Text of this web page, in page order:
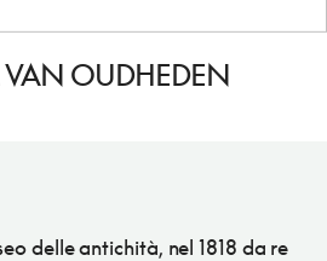
VAN OUDHEDEN
delle antichità, nel 1818 da re